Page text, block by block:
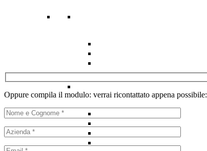
Oppure compila il modulo: verrai ricontattato appena possibile: